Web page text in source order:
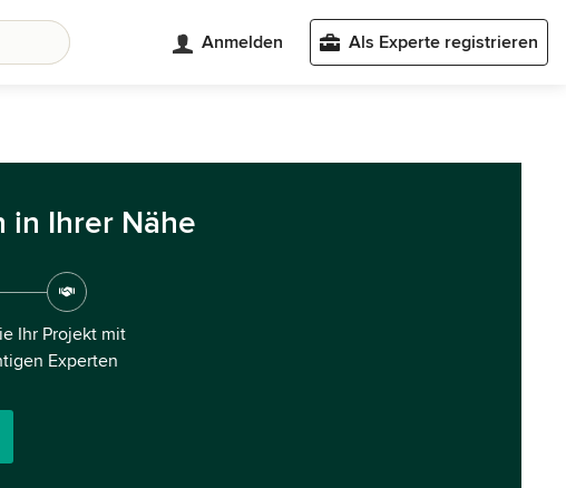
Anmelden Als Experte registrieren
in Ihrer Nähe
Ihr Projekt mit
Experten